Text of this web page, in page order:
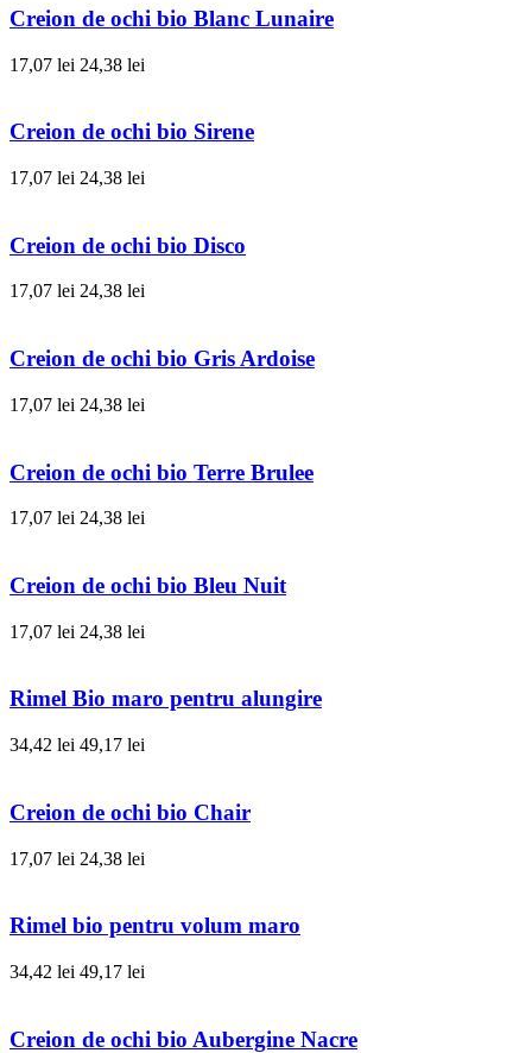
Creion de ochi bio Blanc Lunaire
17,07 lei 24,38 lei
Creion de ochi bio Sirene
17,07 lei 24,38 lei
Creion de ochi bio Disco
17,07 lei 24,38 lei
Creion de ochi bio Gris Ardoise
17,07 lei 24,38 lei
Creion de ochi bio Terre Brulee
17,07 lei 24,38 lei
Creion de ochi bio Bleu Nuit
17,07 lei 24,38 lei
Rimel Bio maro pentru alungire
34,42 lei 49,17 lei
Creion de ochi bio Chair
17,07 lei 24,38 lei
Rimel bio pentru volum maro
34,42 lei 49,17 lei
Creion de ochi bio Aubergine Nacre